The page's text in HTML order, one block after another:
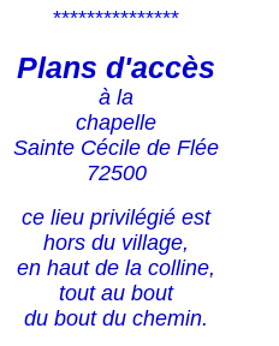
***************
Plans d'accès
à la
chapelle
Sainte Cécile de Flée
72500
ce lieu privilégié est
hors du village,
en haut de la colline,
tout au bout
du bout du chemin.